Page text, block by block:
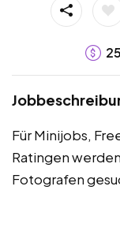
25
Für Minijobs,
Ratingen
Fotografen